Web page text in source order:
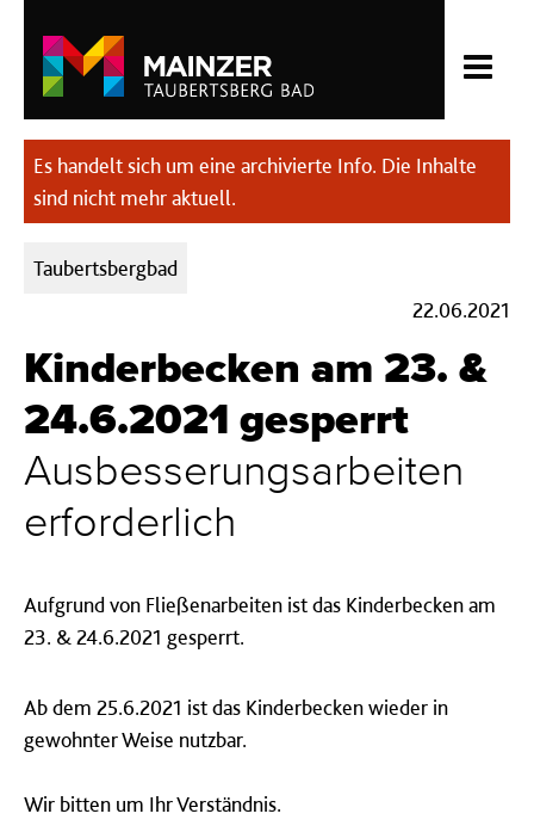
Es handelt sich um eine archivierte Info. Die Inhalte
sind nicht mehr aktuell.
Kategorien:
Taubertsbergbad
22.06.2021
Kinderbecken am 23. &
24.6.2021 gesperrt
Ausbesserungsarbeiten
erforderlich
Aufgrund von Fließenarbeiten ist das Kinderbecken am
23. & 24.6.2021 gesperrt.
Ab dem 25.6.2021 ist das Kinderbecken wieder in
gewohnter Weise nutzbar.
Wir bitten um Ihr Verständnis.